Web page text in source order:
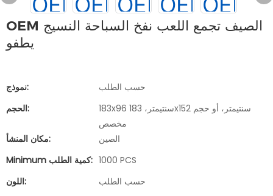
OEM الصيف تجمع اللعب نفخ السباحة النسيج
يطفو
نموذج:
حسب الطلب
الحجم:
183x96 سنتيمتر، 183x152 سنتيمتر، أو حجم
مخصص
مكان المنشأ:
الصين
Minimum كمية الطلب: 1000 PCS
اللون:
حسب الطلب